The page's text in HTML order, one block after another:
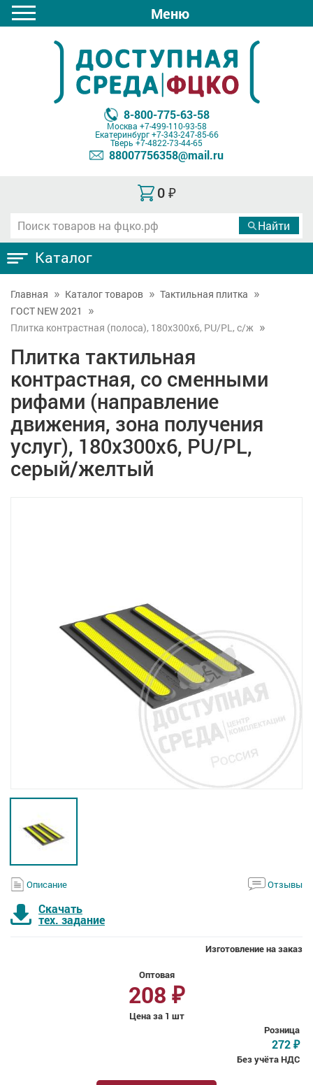
Меню
8-800-775-63-58
Москва +7-499-110-93-58
Екатеринбург+7-343-247-85-66
Тверь +7-4822-73-44-65
88007756358@mail.ru
0 ₽
Каталог
Главная Каталог товаров
Тактильная плитка
ГОСТ NEW 2021
Плитка контрастная (полоса), 180x300x6, PU/PL, с/ж
Плитка тактильная
контрастная, со сменными
рифами (направление
движения, зона получения
услуг), 180x300x6, PU/PL,
серый/желтый
Описание Отзывы
Скачать
тех. задание
Изготовление на заказ
Оптовая
208 ₽
Цена за 1 шт
Розница
272 ₽
Без учёта НДС